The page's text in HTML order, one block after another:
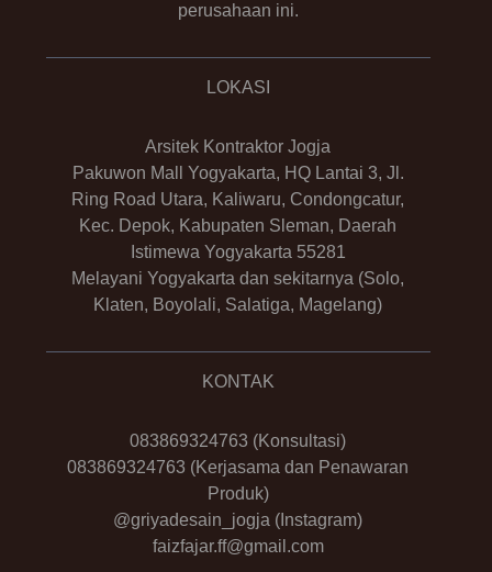
perusahaan ini.
LOKASI
Arsitek Kontraktor Jogja
Pakuwon Mall Yogyakarta, HQ Lantai 3, Jl.
Ring Road Utara, Kaliwaru, Condongcatur,
Kec. Depok, Kabupaten Sleman, Daerah
Istimewa Yogyakarta 55281
Melayani Yogyakarta dan sekitarnya (Solo,
Klaten, Boyolali, Salatiga, Magelang)
KONTAK
083869324763 (Konsultasi)
083869324763 (Kerjasama dan Penawaran
Produk)
@griyadesain_jogja (Instagram)
faizfajar.ff@gmail.com